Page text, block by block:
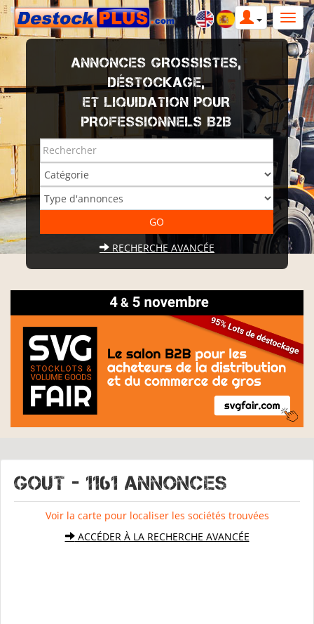
ANNONCES GROSSISTES,
DÉSTOCKAGE,
ET LIQUIDATION POUR
PROFESSIONNELS B2B
RECHERCHE AVANCÉE
GOUT - 1161 Annonces
Voir la carte pour localiser les sociétés trouvées
ACCÉDER À LA RECHERCHE AVANCÉE